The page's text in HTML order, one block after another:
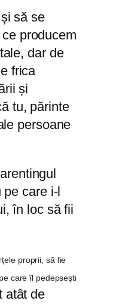
să se
producem
dar de
frica
și
tu, părinte
persoane
care i-l
în loc să fii
proprii, să fie
care îl pedepsești
atât de